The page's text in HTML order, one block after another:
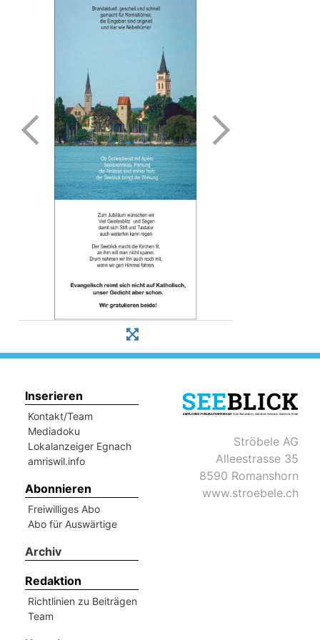
Inserieren
Kontakt/Team
Mediadoku
Lokalanzeiger Egnach
amriswil.info
Abonnieren
Freiwilliges Abo
Abo für Auswärtige
Archiv
Redaktion
Richtlinien zu Beiträgen
Team
Ströbele AG
Alleestrasse 35
8590 Romanshorn
www.stroebele.ch